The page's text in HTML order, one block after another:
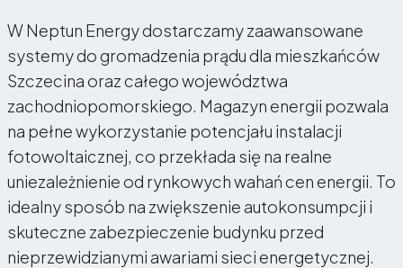
W Neptun Energy dostarczamy zaawansowane
systemy do gromadzenia prądu dla mieszkańców
Szczecina oraz całego województwa
zachodniopomorskiego. Magazyn energii pozwala
na pełne wykorzystanie potencjału instalacji
fotowoltaicznej, co przekłada się na realne
uniezależnienie od rynkowych wahań cen energii. To
idealny sposób na zwiększenie autokonsumpcji i
skuteczne zabezpieczenie budynku przed
nieprzewidzianymi awariami sieci energetycznej.